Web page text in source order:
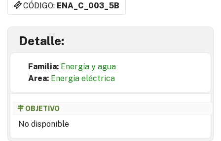
CÓDIGO: ENA_C_003_5B
Detalle:
Familia: Energía y agua
Area: Energía eléctrica
OBJETIVO
No disponible